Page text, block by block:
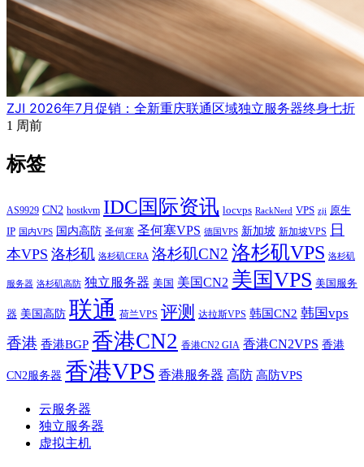
ZJI 2026年7月促销：全新重庆联通区域独立服务器终身七折
1 周前
标签
AS9929 CN2 hostkvm IDC国际资讯 locvps RackNerd VPS zji 原生
IP 国内VPS 国内高防 圣何塞 圣何塞VPS 德国VPS 新加坡 新加坡VPS
日
本VPS 洛杉矶 洛杉矶CERA 洛杉矶CN2 洛杉矶VPS 洛杉矶
服务器 洛杉矶高防 独立服务器 美国 美国CN2 美国VPS 美国服务
器 美国高防 联通 荷兰VPS 评测 达拉斯VPS 韩国CN2 韩国vps
香港 香港BGP 香港CN2 香港CN2 GIA 香港CN2VPS 香港
CN2服务器 香港VPS 香港服务器 高防 高防VPS
云服务器
独立服务器
虚拟主机